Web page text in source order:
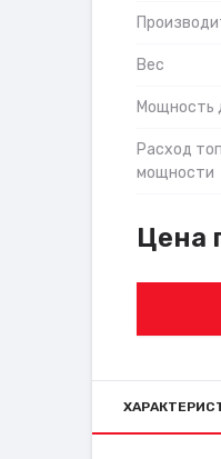
Вес
Мощность
Расход
мощности
Цена